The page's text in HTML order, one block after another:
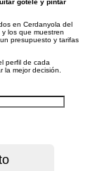
en Cerdanyola del
los que muestren
presupuesto y tarifas
perfil de cada
mejor decisión.